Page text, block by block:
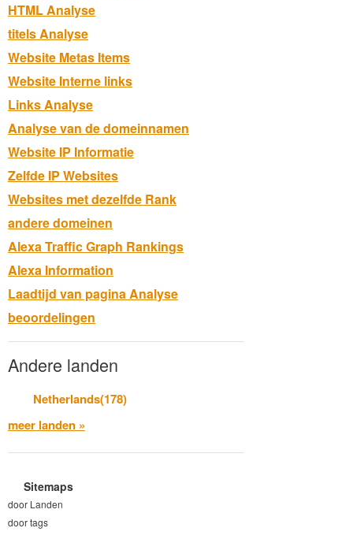
HTML Analyse
titels Analyse
Website Metas Items
Website Interne links
Links Analyse
Analyse van de domeinnamen
Website IP Informatie
Zelfde IP Websites
Websites met dezelfde Rank
andere domeinen
Alexa Traffic Graph Rankings
Alexa Information
Laadtijd van pagina Analyse
beoordelingen
Andere landen
Netherlands(178)
meer landen »
Sitemaps
door Landen
door tags